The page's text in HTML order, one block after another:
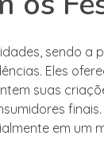
sendo a
Eles
suas
em um